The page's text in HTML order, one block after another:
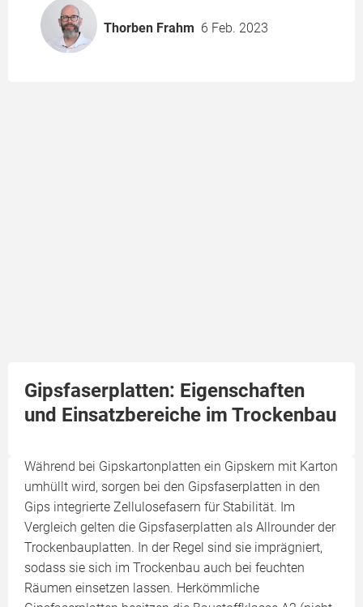
Thorben Frahm 6 Feb. 2023
Gipsfaserplatten: Eigenschaften
und Einsatzbereiche im Trockenbau
Während bei Gipskartonplatten ein Gipskern mit Karton
umhüllt wird, sorgen bei den Gipsfaserplatten in den
Gips integrierte Zellulosefasern für Stabilität. Im
Vergleich gelten die Gipsfaserplatten als Allrounder der
Trockenbauplatten. In der Regel sind sie imprägniert,
sodass sie sich im Trockenbau auch bei feuchten
Räumen einsetzen lassen. Herkömmliche